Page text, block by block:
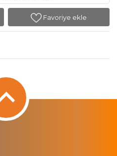
Favoriye ekle